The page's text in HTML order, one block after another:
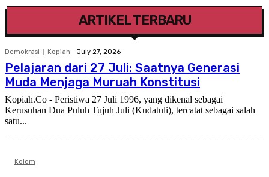
ARTIKEL TERBARU
Demokrasi Kopiah - July 27, 2026
Pelajaran dari 27 Juli: Saatnya Generasi
Muda Menjaga Muruah Konstitusi
Kopiah.Co - Peristiwa 27 Juli 1996, yang dikenal sebagai
Kerusuhan Dua Puluh Tujuh Juli (Kudatuli), tercatat sebagai salah
satu...
Kolom